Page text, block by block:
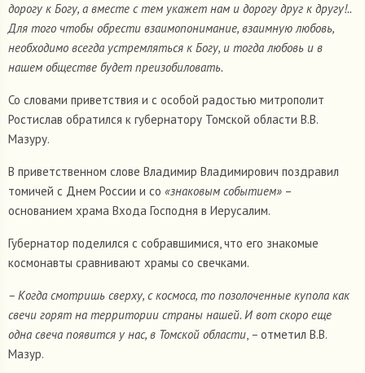
дорогу к Богу, а вместе с тем укажет нам и дорогу друг к другу!..
Для того чтобы обрести взаимопонимание, взаимную любовь,
необходимо всегда устремляться к Богу, и тогда любовь и в
нашем обществе будет преизобиловать.
Со словами приветствия и с особой радостью митрополит
Ростислав обратился к губернатору Томской области В.В.
Мазуру.
В приветственном слове Владимир Владимирович поздравил
томичей с Днем России и со «знаковым событием» –
основанием храма Входа Господня в Иерусалим.
Губернатор поделился с собравшимися, что его знакомые
космонавты сравнивают храмы со свечками.
– Когда смотришь сверху, с космоса, то позолоченные купола как
свечи горят на территории страны нашей. И вот скоро еще
одна свеча появится у нас, в Томской области, – отметил В.В.
Мазур.